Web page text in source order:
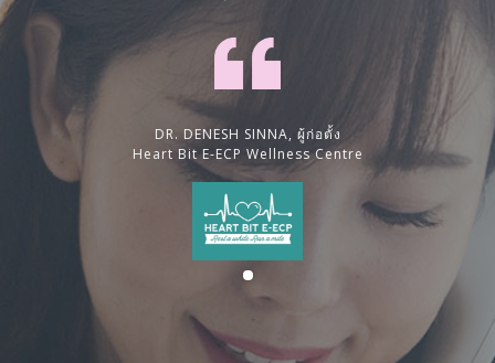
DR. DENESH SINNA, ผู้ก่อตั้ง
Heart Bit E-ECP Wellness Centre